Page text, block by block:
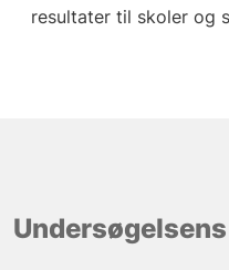
resultater til skoler og